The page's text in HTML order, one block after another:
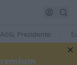
Ačiū, Prezidente